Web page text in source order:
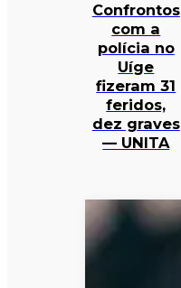
Confrontos
com a
polícia no
Uíge
fizeram 31
feridos,
dez graves
— UNITA